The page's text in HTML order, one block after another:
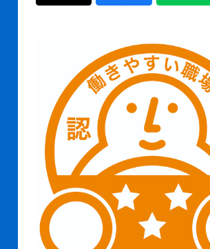
会社案内
安全安心への取組み
よくあるご質問
遅延証明書